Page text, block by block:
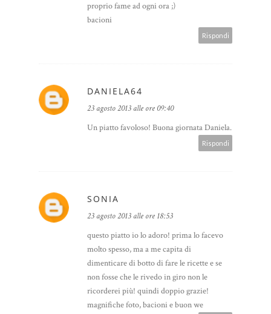
proprio fame ad ogni ora ;)
bacioni
Rispondi
DANIELA64
23 agosto 2013 alle ore 09:40
Un piatto favoloso! Buona giornata Daniela.
Rispondi
SONIA
23 agosto 2013 alle ore 18:53
questo piatto io lo adoro! prima lo facevo
molto spesso, ma a me capita di
dimenticare di botto di fare le ricette e se
non fosse che le rivedo in giro non le
ricorderei più! quindi doppio grazie!
magnifiche foto, bacioni e buon we